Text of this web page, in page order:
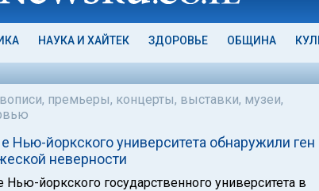
НАУКА И ХАЙТЕК ЗДОРОВЬЕ ОБЩИНА
премьеры, концерты, выставки, музеи,
Нью-йоркского университета обнаружили ген
неверности
Нью-йоркского государственного университета в